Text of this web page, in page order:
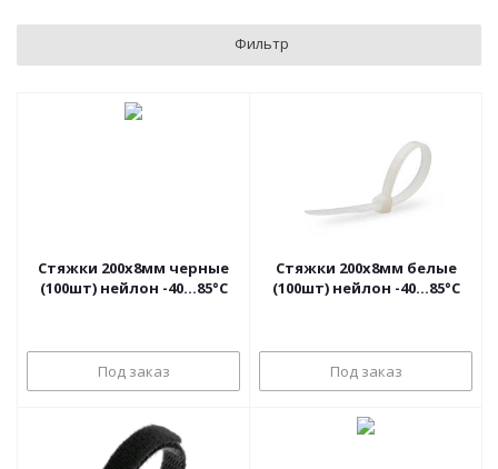
Фильтр
Стяжки 200х8мм черные
(100шт) нейлон -40...85°C
Под заказ
Стяжки 200х8мм белые
(100шт) нейлон -40...85°C
Под заказ